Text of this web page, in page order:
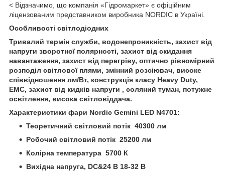
< Відзначимо, що компанія «Гідромаркет» є офіційним
ліцензованим представником виробника NORDIC в Україні.
Особливості світлодіодних
Тривалий термін служби, водонепроникність, захист від
напруги зворотної полярності, захист від скидання
навантаження, захист від перегріву, оптично рівномірний
розподіл світлової плями, змінний розсіювач, високе
співвідношення лм/Вт, конструкція класу Heavy Duty,
ЕМС, захист від кидків напруги , соляний туман, потужне
освітлення, висока світловіддача.
Характеристики фари Nordic Gemini LED N4701:
Теоретичний світловий потік 40300 лм
Робочий світловий потік 25200 лм
Колірна температура 5700 К
Вихідна напруга, DC&24 В 18-32 В